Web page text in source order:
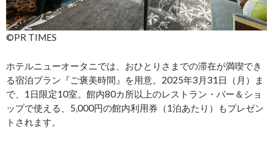
©PR TIMES
ホテルニューオータニでは、おひとりさまでの滞在が満喫でき
る宿泊プラン『ご褒美時間』を用意。2025年3月31日（月）ま
で、1日限定10室。館内80カ所以上のレストラン・バー＆ショ
ップで使える、5,000円の館内利用券（1泊あたり）もプレゼン
トされます。